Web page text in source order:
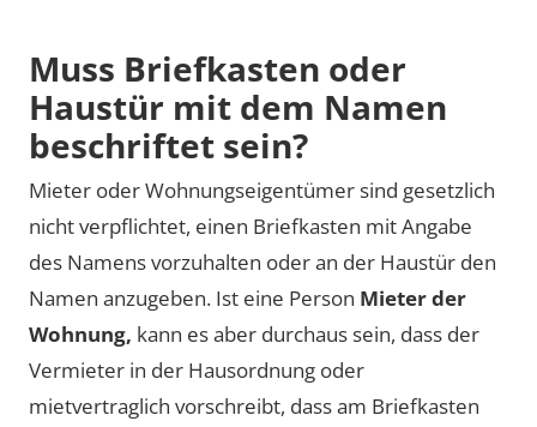
Muss Briefkasten oder
Haustür mit dem Namen
beschriftet sein?
Mieter oder Wohnungseigentümer sind gesetzlich
nicht verpflichtet, einen Briefkasten mit Angabe
des Namens vorzuhalten oder an der Haustür den
Namen anzugeben. Ist eine Person Mieter der
Wohnung, kann es aber durchaus sein, dass der
Vermieter in der Hausordnung oder
mietvertraglich vorschreibt, dass am Briefkasten